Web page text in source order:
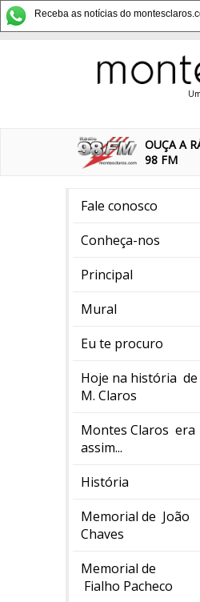
Receba as notícias do
OUÇA A
98 FM
Fale conosco
Conheça-nos
Principal
Mural
Eu te procuro
Hoje na história de
M. Claros
Montes Claros era
assim...
História
Memorial de João
Chaves
Memorial de
Fialho Pacheco